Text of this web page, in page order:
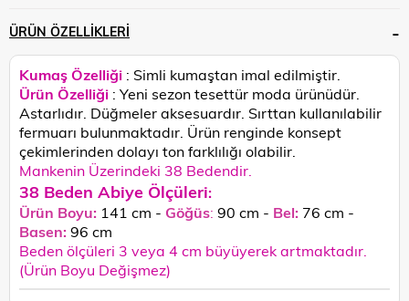
ÜRÜN ÖZELLIKLERI
Kumaş Özelliği : Simli kumaştan imal edilmiştir.
Ürün Özelliği : Yeni sezon tesettür moda ürünüdür.
Astarlıdır. Düğmeler aksesuardır. Sırttan kullanılabilir
fermuarı bulunmaktadır. Ürün renginde konsept
çekimlerinden dolayı ton farklılığı olabilir.
Mankenin Üzerindeki 38 Bedendir.
38 Beden Abiye Ölçüleri:
Ürün Boyu: 141 cm - Göğüs: 90 cm - Bel: 76 cm -
Basen:96 cm
Beden ölçüleri 3 veya 4 cm büyüyerek artmaktadır.
(Ürün Boyu Değişmez)